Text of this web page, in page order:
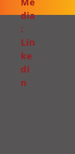
dia
:
Lin
ke
dI
n